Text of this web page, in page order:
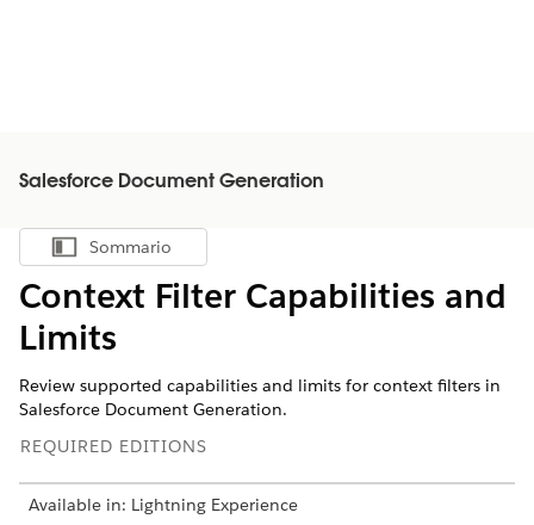
Salesforce Document Generation
Mostra sommario
Sommario
Context Filter Capabilities and
Limits
Review supported capabilities and limits for context filters in
Salesforce Document Generation.
REQUIRED EDITIONS
Available in: Lightning Experience